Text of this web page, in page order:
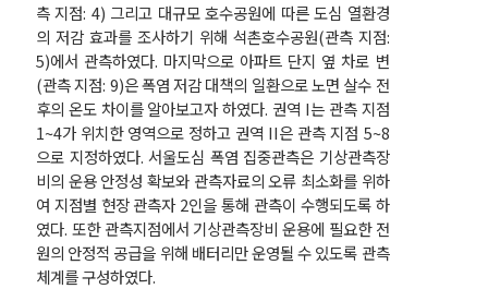
측 지점: 4) 그리고 대규모 호수공원에 따른 도심 열환경
의 저감 효과를 조사하기 위해 석촌호수공원(관측 지점:
5)에서 관측하였다. 마지막으로 아파트 단지 옆 차로 변
(관측 지점: 9)은 폭염 저감 대책의 일환으로 노면 살수 전
후의 온도 차이를 알아보고자 하였다. 권역 I는 관측 지점
1~4가 위치한 영역으로 정하고 권역 II은 관측 지점 5~8
으로 지정하였다. 서울도심 폭염 집중관측은 기상관측장
비의 운용 안정성 확보와 관측자료의 오류 최소화를 위하
여 지점별 현장 관측자 2인을 통해 관측이 수행되도록 하
였다. 또한 관측지점에서 기상관측장비 운용에 필요한 전
원의 안정적 공급을 위해 배터리만 운영될 수 있도록 관측
체계를 구성하였다.